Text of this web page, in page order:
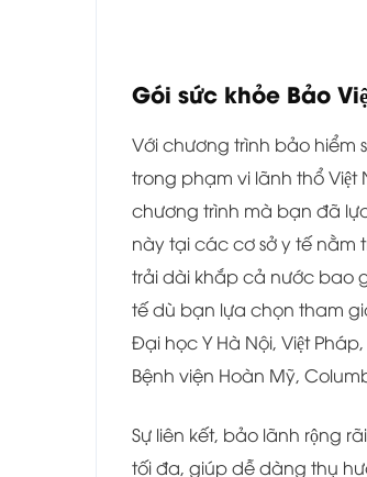
Gói sức khỏe Bảo
Với chương trình bảo hiểm
trong phạm vi lãnh thổ
chương trình mà bạn đã
này tại các cơ sở y tế nằm
trải dài khắp cả nước bao
tế dù bạn lựa chọn tham
Đại học Y Hà Nội, Việt
Bệnh viện Hoàn Mỹ,
Sự liên kết, bảo lãnh rộng
tối đa, giúp dễ dàng thụ